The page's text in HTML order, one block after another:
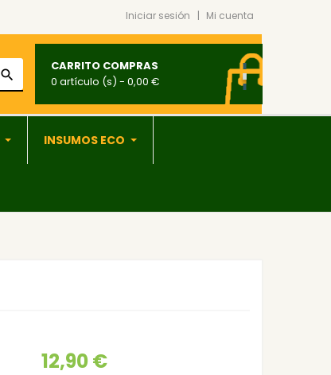
Iniciar sesión Mi cuenta
search
CARRITO COMPRAS
0 artículo (s) - 0,00 €
INSUMOS ECO
12,90 €